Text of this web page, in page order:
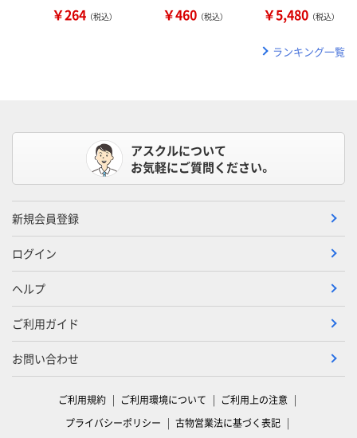
￥264 （税込） ￥460 （税込） ￥5,480 （税込）
ランキング一覧
アスクルについて
お気軽にご質問ください。
新規会員登録
ログイン
ヘルプ
ご利用ガイド
お問い合わせ
ご利用規約 ご利用環境について
ご利用上の注意
プライバシーポリシー
古物営業法に基づく表記